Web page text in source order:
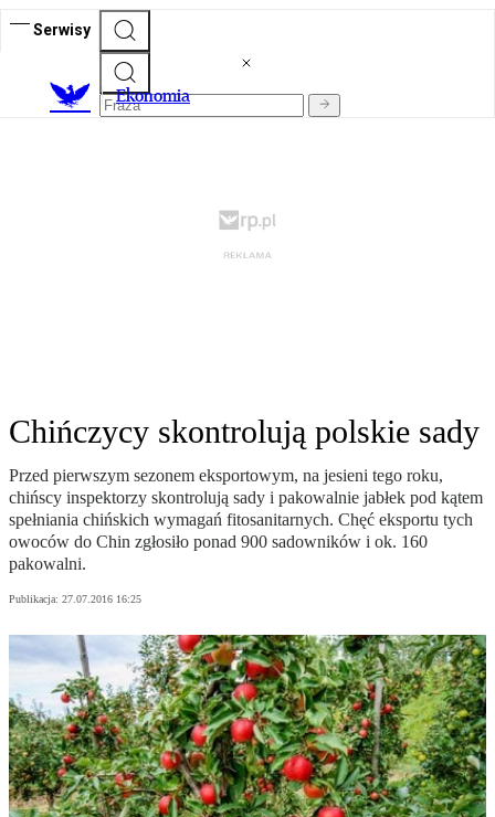
Serwisy
Ekonomia
Chińczycy skontrolują polskie sady
Przed pierwszym sezonem eksportowym, na jesieni tego roku,
chińscy inspektorzy skontrolują sady i pakowalnie jabłek pod kątem
spełniania chińskich wymagań fitosanitarnych. Chęć eksportu tych
owoców do Chin zgłosiło ponad 900 sadowników i ok. 160
pakowalni.
Publikacja: 27.07.2016 16:25